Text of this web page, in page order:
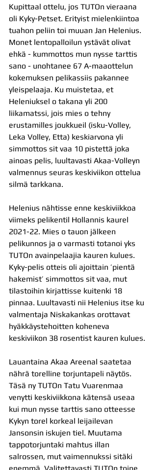
Kupittaal ottelu, jos TUTOn vieraana
oli Kyky-Petset. Erityist mielenkiintoa
tuahon peliin toi muuan Jan Helenius.
Monet lentopalloilun ystävät olivat
ehkä - kummottos mun nysse tarttis
sano - unohtanee 67 A-maaottelun
kokemuksen pelikassiis pakannee
yleispelaaja. Ku muistetaa, et
Heleniuksel o takana yli 200
liikamatssi, jois mies o tehny
erustamilles joukkueil (isku-Volley,
Leka Volley, Etta) keskiarvona yli
simmottos sit vaa 10 pistettä joka
ainoas pelis, luultavasti Akaa-Volleyn
valmennus seuras keskiviikon ottelua
silmä tarkkana.
Helenius nähtisse enne keskiviikkoa
viimeks pelikentil Hollannis kaurel
2021-22. Mies o tauon jälkeen
pelikunnos ja o varmasti totanoi yks
TUTOn avainpelaajia kauren kulues.
Kyky-pelis otteis oli ajoittain ’pientä
hakemist’ simmottos sit vaa, mut
tilastoihin kirjattisse kuitenki 18
pinnaa. Luultavasti nii Helenius itse ku
valmentaja Niskakankas orottavat
hyäkkäystehoitten koheneva
keskiviikon 38 rosentist kauren kulues.
Lauantaina Akaa Areenal saatetaa
nährä torelline torjuntapeli näytös.
Täsä ny TUTOn Tatu Vuarenmaa
venytti keskiviikkona kätensä useaa
kui mun nysse tarttis sano otteesse
Kykyn torel korkeal leijailevan
Jansonsin iskujen tiel. Muutama
tappotorjuntaki mahtus illan
salrossen, mut vaimennukssi sitäki